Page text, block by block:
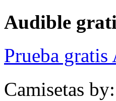
Audible
Prueba
Camisetas